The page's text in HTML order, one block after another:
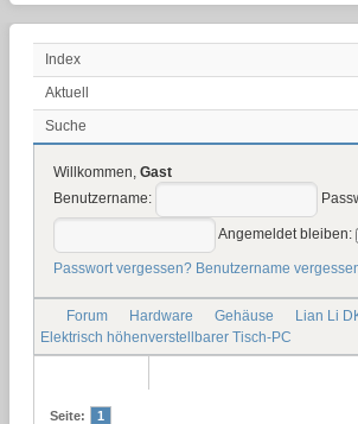
Index
Aktuell
Suche
Willkommen, Gast
Benutzername:
Angemeldet bleiben:
Passwort vergessen? Benutzername
Forum Hardware Gehäuse
Lian Li
Elektrisch höhenverstellbarer Tisch-PC
Seite: 1